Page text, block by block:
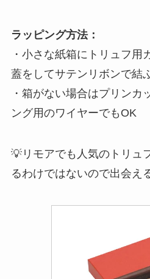
ラッピング方法：
・小さな紙箱にトリュフ用
蓋をしてサテンリボンで結
・箱がない場合はプリンカ
ング用のワイヤーでもOK
💡リモアでも人気のトリュ
るわけではないので出会え